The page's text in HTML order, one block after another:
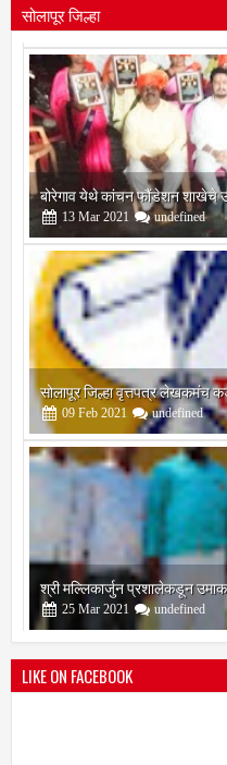
सोलापूर जिल्हा
बोरेगाव येथे कांचन फौंडेशन शाखेचे
2021
सोलापूर जिल्हा वृत्तपत्र लेखकमंच
undefined
श्री मल्लिकार्जुन प्रशालेकडून
2021
LIKE ON FACEBOOK